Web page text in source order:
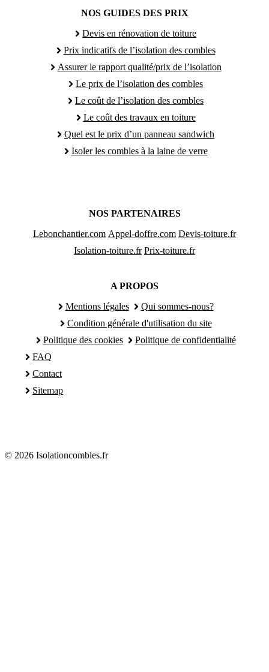
NOS GUIDES DES PRIX
Devis en rénovation de toiture
Prix indicatifs de l’isolation des combles
Assurer le rapport qualité/prix de l’isolation
Le prix de l’isolation des combles
Le coût de l’isolation des combles
Le coût des travaux en toiture
Quel est le prix d’un panneau sandwich
Isoler les combles à la laine de verre
NOS PARTENAIRES
Lebonchantier.com Appel-doffre.com Devis-toiture.fr
Isolation-toiture.fr Prix-toiture.fr
A PROPOS
Mentions légales
Qui sommes-nous?
Condition générale d'utilisation du site
Politique des cookies
Politique de confidentialité
FAQ
Contact
Sitemap
© 2026 Isolationcombles.fr